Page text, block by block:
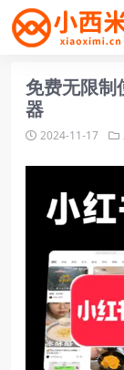
免费无限制
器
2024-11-17